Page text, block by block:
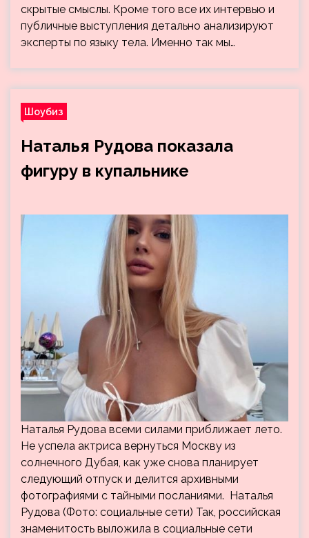
скрытые смыслы. Кроме того все их интервью и
публичные выступления детально анализируют
эксперты по языку тела. Именно так мы…
Шоубиз
Наталья Рудова показала
фигуру в купальнике
Наталья Рудова всеми силами приближает лето.
Не успела актриса вернуться Москву из
солнечного Дубая, как уже снова планирует
следующий отпуск и делится архивными
фотографиями с тайными посланиями. Наталья
Рудова (Фото: социальные сети) Так, российская
знаменитость выложила в социальные сети